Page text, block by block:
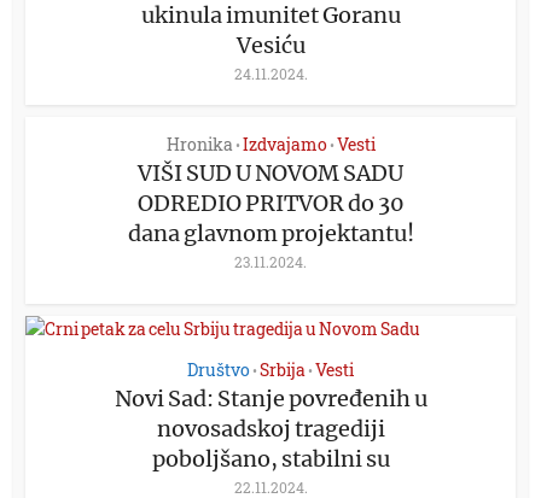
ukinula imunitet Goranu
Vesiću
24.11.2024.
Hronika •Izdvajamo •Vesti
VIŠI SUD U NOVOM SADU
ODREDIO PRITVOR do 30
dana glavnom projektantu!
23.11.2024.
Društvo•Srbija•Vesti
Novi Sad: Stanje povređenih u
novosadskoj tragediji
poboljšano, stabilni su
22.11.2024.